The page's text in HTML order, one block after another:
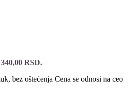
RSD.
bez oštećenja Cena se odnosi na ceo